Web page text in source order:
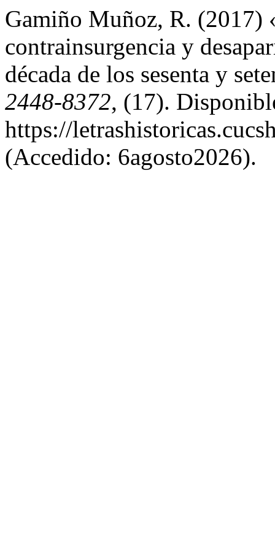
Gamiño Muñoz, R. (2017)
contrainsurgencia y
década de los sesenta y
2448-8372, (17).
https://
(Accedido: 6agosto2026).